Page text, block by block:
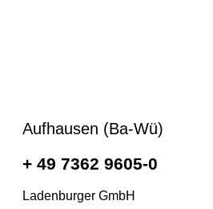
Aufhausen (Ba-Wü)
+ 49 7362 9605-0
Ladenburger GmbH